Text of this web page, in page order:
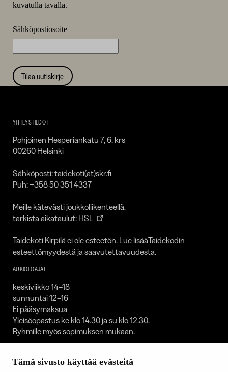
Tämä sivusto käyttää evästeitä
kuvatulla tavalla.
Sähköpostiosoite
Tilaa uutiskirje
KirpiläYHTEYSTIEDOT
Pohjoinen Hesperiankatu 7, 6. krs
00260 Helsinki
Sähköposti: taidekoti(at)skr.fi
Puh: +358 50 351 4337
Meille kätevästi joukkoliikenteellä,
tarkista aikataulut: HSL
Taidekoti Kirpilä ei ole esteetön. Lue lisääTaidekodin
esteettömyydestä ja saavutettavuudesta.
AUKIOLOAJAT
keskiviikko 14–18
sunnuntai 12–16
Ei pääsymaksua
Yleisöopastus ke klo 14.30 ja su klo 12.30.
Ryhmille myös sopimuksen mukaan.
1.1. / 30.4.–1.5. / 23.–25.12. / 31.12.